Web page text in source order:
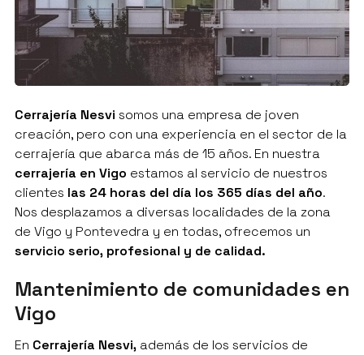
Cerrajería Nesvi somos una empresa de joven
creación, pero con una experiencia en el sector de la
cerrajería que abarca más de 15 años. En nuestra
cerrajería en Vigo estamos al servicio de nuestros
clientes las 24 horas del día los 365 días del año.
Nos desplazamos a diversas localidades de la zona
de Vigo y Pontevedra y en todas, ofrecemos un
servicio serio, profesional y de calidad.
Mantenimiento de comunidades en
Vigo
En Cerrajería Nesvi,además de los servicios de